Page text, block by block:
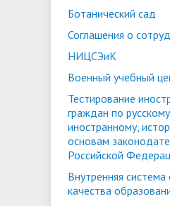
Информация о
Национальные
Федерации
Ботанический сад
Соглашения о
НИЦСЭиК
Военный учебный
Тестирование
граждан по
иностранному,
основам
Российской
Внутренняя система
качества